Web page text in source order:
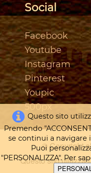
Social
Facebook
Youtube
Instagram
Pinterest
Youpic
500px
© Copyright
Questo sito utilizza
Questo sito
Premendo
se continui a navigare
Puoi
"PERSONALIZZA". Per